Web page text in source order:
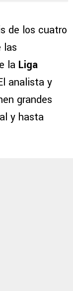
de los cuatro
las
la Liga
analista y
grandes
y hasta